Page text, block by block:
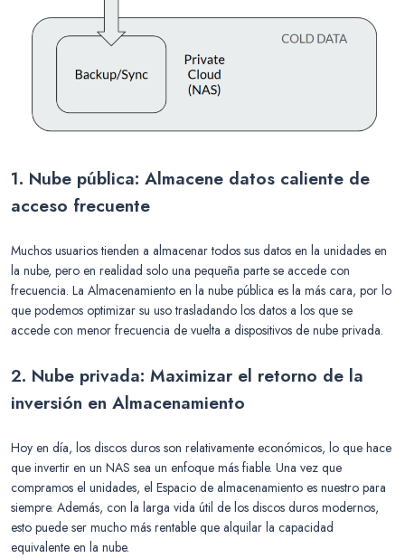
1. Nube pública: Almacene datos caliente de
acceso frecuente
Muchos usuarios tienden a almacenar todos sus datos en la unidades en
la nube, pero en realidad solo una pequeña parte se accede con
frecuencia. La Almacenamiento en la nube pública es la más cara, por lo
que podemos optimizar su uso trasladando los datos a los que se
accede con menor frecuencia de vuelta a dispositivos de nube privada.
2. Nube privada: Maximizar el retorno de la
inversión en Almacenamiento
Hoy en día, los discos duros son relativamente económicos, lo que hace
que invertir en un NAS sea un enfoque más fiable. Una vez que
compramos el unidades, el Espacio de almacenamiento es nuestro para
siempre. Además, con la larga vida útil de los discos duros modernos,
esto puede ser mucho más rentable que alquilar la capacidad
equivalente en la nube.